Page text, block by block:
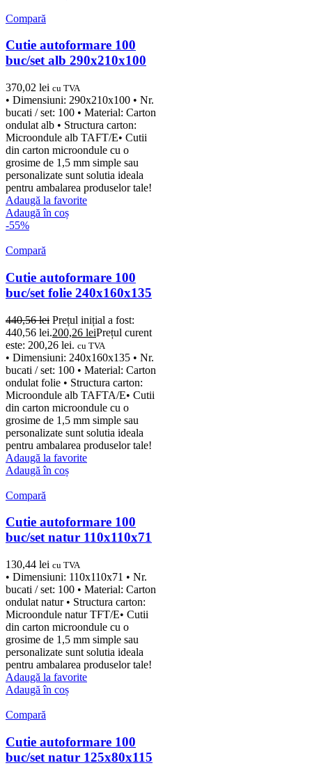
Compară
Cutie autoformare 100
buc/set alb 290x210x100
370,02 lei cu TVA
• Dimensiuni: 290x210x100 • Nr.
bucati / set: 100 • Material: Carton
ondulat alb • Structura carton:
Microondule alb TAFT/E• Cutii
din carton microondule cu o
grosime de 1,5 mm simple sau
personalizate sunt solutia ideala
pentru ambalarea produselor tale!
Adaugă la favorite
Adaugă în coș
-55%
Compară
Cutie autoformare 100
buc/set folie 240x160x135
440,56lei Prețul inițial a fost:
440,56 lei.200,26 leiPrețul curent
este: 200,26 lei. cu TVA
• Dimensiuni: 240x160x135 • Nr.
bucati / set: 100 • Material: Carton
ondulat folie • Structura carton:
Microondule alb TAFTA/E• Cutii
din carton microondule cu o
grosime de 1,5 mm simple sau
personalizate sunt solutia ideala
pentru ambalarea produselor tale!
Adaugă la favorite
Adaugă în coș
Compară
Cutie autoformare 100
buc/set natur 110x110x71
130,44 lei cu TVA
• Dimensiuni: 110x110x71 • Nr.
bucati / set: 100 • Material: Carton
ondulat natur • Structura carton:
Microondule natur TFT/E• Cutii
din carton microondule cu o
grosime de 1,5 mm simple sau
personalizate sunt solutia ideala
pentru ambalarea produselor tale!
Adaugă la favorite
Adaugă în coș
Compară
Cutie autoformare 100
buc/set natur 125x80x115